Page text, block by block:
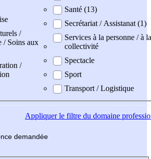
/
/ Soins aux
/
Santé (13)
Secrétariat / Assistanat (1)
Services à la personne / à la
collectivité
Spectacle
Sport
Transport / Logistique
Appliquerle filtre du domaine
demandée